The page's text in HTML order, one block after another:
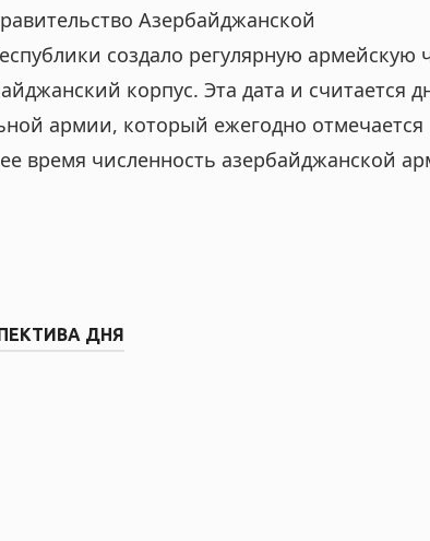
Азербайджанской
создало регулярную армейскую
корпус. Эта дата и считается
армии, который ежегодно отмечается
время численность азербайджанской
ДНЯ